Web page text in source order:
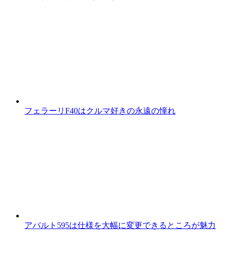
フェラーリF40はクルマ好きの永遠の憧れ
アバルト595は仕様を大幅に変更できるところが魅力